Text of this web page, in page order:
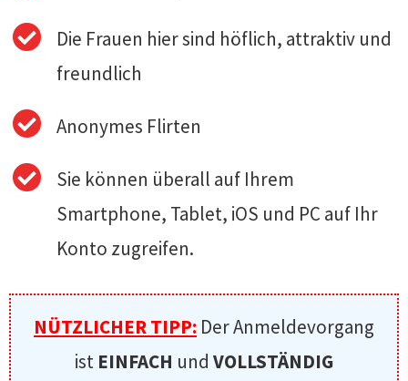
Die Frauen hier sind höflich, attraktiv und
freundlich
Anonymes Flirten
Sie können überall auf Ihrem
Smartphone, Tablet, iOS und PC auf Ihr
Konto zugreifen.
NÜTZLICHER TIPP: Der Anmeldevorgang
ist EINFACH und VOLLSTÄNDIG